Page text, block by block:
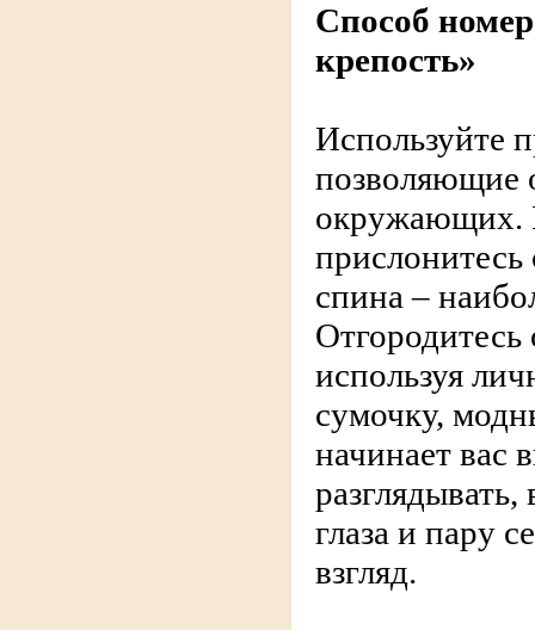
Способ
крепость»
Используйте
позволяющие
окружающих.
прислонитесь
спина –
используя
сумочку,
начинает вас
глаза и пару
взгляд.